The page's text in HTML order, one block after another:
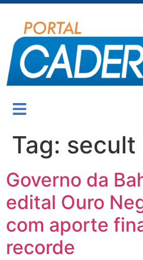
Tag: secult
Governo da
edital Ouro
com aporte
recorde